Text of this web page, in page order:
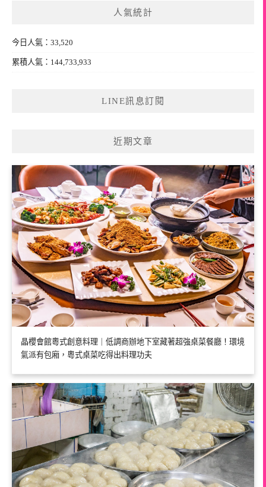
人氣統計
今日人氣：33,520
累積人氣：144,733,933
LINE訊息訂閱
近期文章
晶櫻會館粵式創意料理｜低調商辦地下室藏著超強桌菜餐廳！環境
氣派有包廂，粵式桌菜吃得出料理功夫